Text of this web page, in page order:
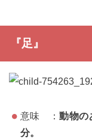
『足』
意味 ：動物の
分。